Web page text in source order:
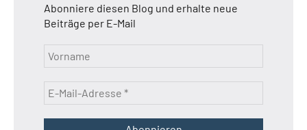
Abonniere diesen Blog und erhalte neue
Beiträge per E-Mail